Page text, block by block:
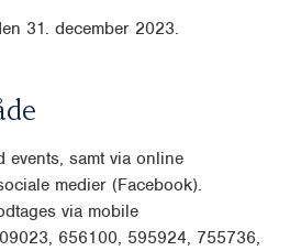
31. december 2023.
events, samt via online
medier (Facebook).
via mobile
656100, 595924, 755736,